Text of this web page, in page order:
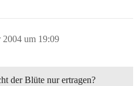
2004 um 19:09
der Blüte nur ertragen?